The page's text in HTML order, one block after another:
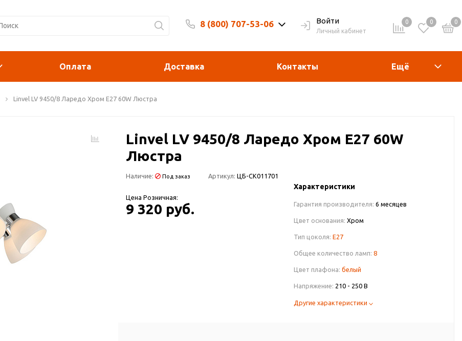
8 (800) 707-53-06 Войти
Личный кабинет
0 0 0
Оплата Доставка Контакты Ещё
Linvel LV 9450/8 Ларедо Хром Е27 60W Люстра
Linvel LV 9450/8 Ларедо Хром Е27 60W
Люстра
Наличие: Под заказ Артикул: ЦБ-СК011701
Цена Розничная:
9 320 руб.
Характеристики
Гарантия производителя: 6 месяцев
Цвет основания: Хром
Тип цоколя: E27
Общее количество ламп: 8
Цвет плафона: белый
Напряжение: 210 - 250 В
Другие характеристики